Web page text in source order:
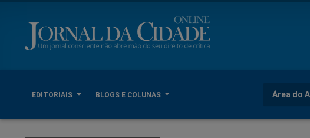
EDITORIAIS BLOGS E COLUNAS Área do